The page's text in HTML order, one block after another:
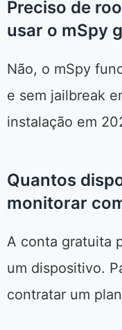
Preciso de
usar o mSpy
Não, o mSpy
e sem jailbreak
instalação em
Quantos
monitorar
A conta gratuita
um dispositivo.
contratar um